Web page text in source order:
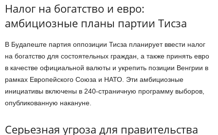
Налог на богатство и евро:
амбициозные планы партии Тисза
В Будапеште партия оппозиции Тисза планирует ввести налог
на богатство для состоятельных граждан, а также принять евро
в качестве официальной валюты и укрепить позиции Венгрии в
рамках Европейского Союза и НАТО. Эти амбициозные
инициативы включены в 240-страничную программу выборов,
опубликованную накануне.
Серьезная угроза для правительства